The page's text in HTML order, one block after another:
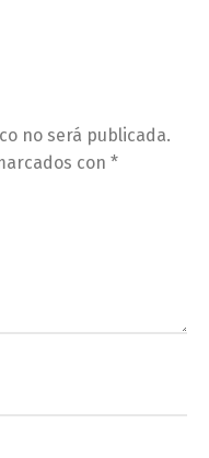
no será publicada.
con *